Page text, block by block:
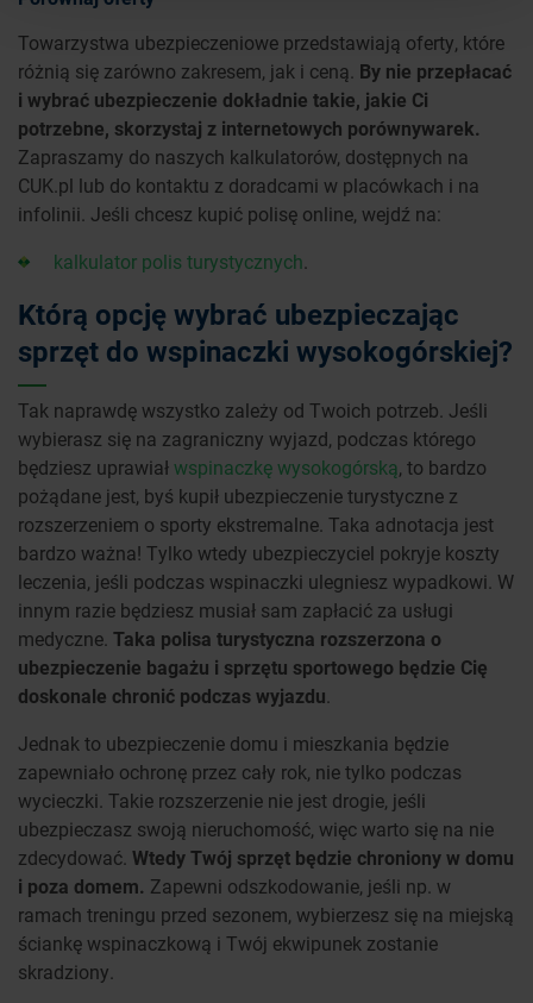
Towarzystwa ubezpieczeniowe przedstawiają oferty, które
różnią się zarówno zakresem, jak i ceną. By nie przepłacać
i wybrać ubezpieczenie dokładnie takie, jakie Ci
potrzebne, skorzystaj z internetowych porównywarek.
Zapraszamy do naszych kalkulatorów, dostępnych na
CUK.pl lub do kontaktu z doradcami w placówkach i na
infolinii. Jeśli chcesz kupić polisę online, wejdź na:
kalkulator polis turystycznych.
Którą opcję wybrać ubezpieczając
sprzęt do wspinaczki wysokogórskiej?
Tak naprawdę wszystko zależy od Twoich potrzeb. Jeśli
wybierasz się na zagraniczny wyjazd, podczas którego
będziesz uprawiałwspinaczkę wysokogórską, to bardzo
pożądane jest, byś kupił ubezpieczenie turystyczne z
rozszerzeniem o sporty ekstremalne. Taka adnotacja jest
bardzo ważna! Tylko wtedy ubezpieczyciel pokryje koszty
leczenia, jeśli podczas wspinaczki ulegniesz wypadkowi. W
innym razie będziesz musiał sam zapłacić za usługi
medyczne. Taka polisa turystyczna rozszerzona o
ubezpieczenie bagażu i sprzętu sportowego będzie Cię
doskonale chronić podczas wyjazdu.
Jednak to ubezpieczenie domu i mieszkania będzie
zapewniało ochronę przez cały rok, nie tylko podczas
wycieczki. Takie rozszerzenie nie jest drogie, jeśli
ubezpieczasz swoją nieruchomość, więc warto się na nie
zdecydować. Wtedy Twój sprzęt będzie chroniony w domu
i poza domem. Zapewni odszkodowanie, jeśli np. w
ramach treningu przed sezonem, wybierzesz się na miejską
ściankę wspinaczkową i Twój ekwipunek zostanie
skradziony.